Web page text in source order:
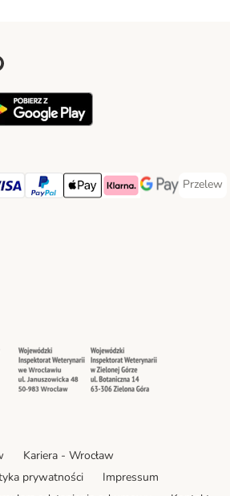
Payment Method
Payment Method
PayPal Payment Method
Apple Pay Payment Method
Klarna Payment Method
Google Pay
Przelew
Przelew
Method
Shipping Method
Security Security
Kariera - Wrocław
prywatności
Impressum